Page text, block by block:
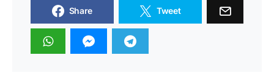
Share Tweet